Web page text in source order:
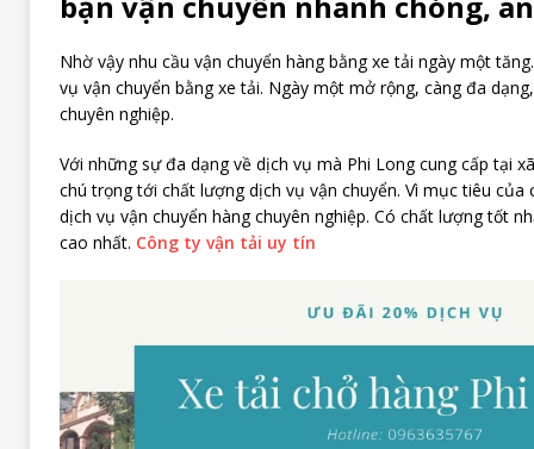
Nhờ vậy nhu cầu vận chuyển hàng bằng xe tải ngày một
vụ vận chuyển bằng xe tải. Ngày một mở rộng, càng đa
chuyên nghiệp.
Với những sự đa dạng về dịch vụ mà Phi Long cung cấp tại
chú trọng tới chất lượng dịch vụ vận chuyển. Vì mục tiêu của
dịch vụ vận chuyển hàng chuyên nghiệp. Có chất lượng tốt
cao nhất. Công ty vận tải uy tín